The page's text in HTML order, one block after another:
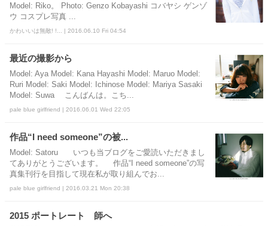
Model: Riko。 Photo: Genzo Kobayashi コバヤシ ゲンゾ
ウ コスプレ写真 ...
かわいいは無敵! !... | 2016.06.10 Fri 04:54
最近の撮影から
Model: Aya Model: Kana Hayashi Model: Maruo Model:
Ruri Model: Saki Model: Ichinose Model: Mariya Sasaki
Model: Suwa こんばんは。こち...
pale blue girlfriend | 2016.06.01 Wed 22:05
作品“I need someone”の被...
Model: Satoru いつも当ブログをご愛読いただきまし
てありがとうございます。 作品“I need someone”の写
真集刊行を目指して現在私が取り組んでお...
pale blue girlfriend | 2016.03.21 Mon 20:38
2015 ポートレート 師へ